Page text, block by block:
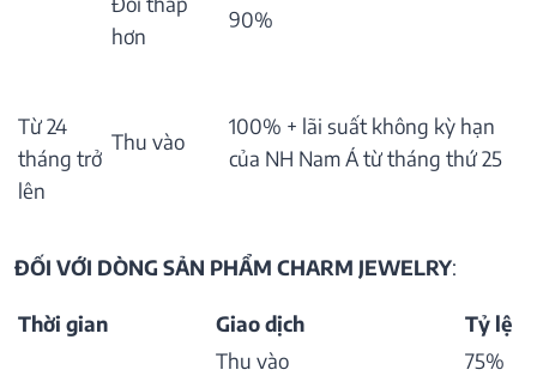
hơn
90%
Từ 24
tháng trở
lên
Thu vào
100% + lãi suất không kỳ hạn
của NH Nam Á từ tháng thứ 25
ĐỐI VỚI DÒNG SẢN PHẨM CHARM JEWELRY:
Thời gian Giao dịch Tỷ lệ
Thu vào
75%